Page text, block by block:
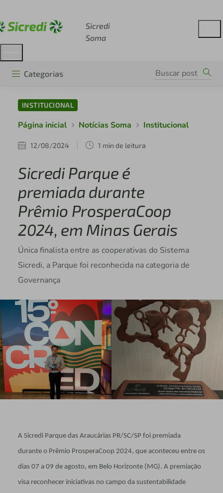
Sicredi
Soma
Categorias
INSTITUCIONAL
Página inicial Notícias Soma Institucional
12/08/2024 1 min de leitura
Sicredi Parque é
premiada durante
Prêmio ProsperaCoop
2024, em Minas Gerais
Única finalista entre as cooperativas do Sistema
Sicredi, a Parque foi reconhecida na categoria de
Governança
A Sicredi Parque das Araucárias PR/SC/SP foi premiada
durante o Prêmio ProsperaCoop 2024, que aconteceu entre os
dias 07 a 09 de agosto, em Belo Horizonte (MG). A premiação
visa reconhecer iniciativas no campo da sustentabilidade